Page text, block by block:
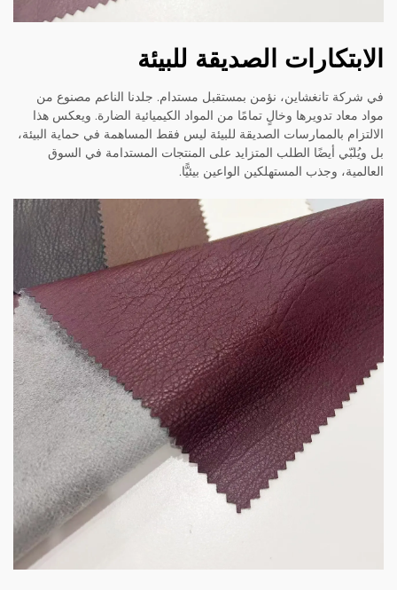
الابتكارات الصديقة للبيئة
في شركة تانغشاين، نؤمن بمستقبل مستدام. جلدنا الناعم مصنوع من
مواد معاد تدويرها وخالٍ تمامًا من المواد الكيميائية الضارة. ويعكس هذا
الالتزام بالممارسات الصديقة للبيئة ليس فقط المساهمة في حماية البيئة،
بل ويُلبّي أيضًا الطلب المتزايد على المنتجات المستدامة في السوق
العالمية، وجذب المستهلكين الواعين بيئيًّا.